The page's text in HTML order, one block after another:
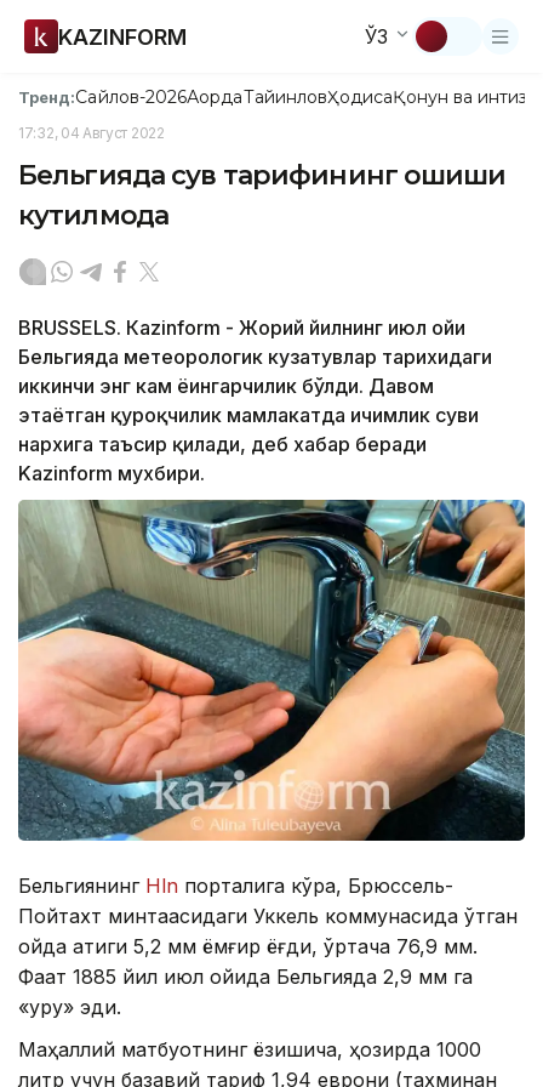
KAZINFORM ЎЗ
Тренд:Сайлов-2026АқордаТайинловҲодисаҚонун ва
17:32, 04 Август 2022
Бельгияда сув тарифининг ошиши
кутилмоқда
BRUSSELS. Кazinform - Жорий йилнинг июл ойи
Бельгияда метеорологик кузатувлар тарихидаги
иккинчи энг кам ёғингарчилик бўлди. Давом
этаётган қурғоқчилик мамлакатда ичимлик суви
нархига таъсир қилади, деб хабар беради
Kazinform мухбири.
Бельгиянинг Hln порталига кўра, Брюссель-
Пойтахт минтақасидаги Уккель коммунасида ўтган
ойда атиги 5,2 мм ёмғир ёғди, ўртача 76,9 мм.
Фақат 1885 йил июл ойида Бельгияда 2,9 мм га
«қуруқ» эди.
Маҳаллий матбуотнинг ёзишича, ҳозирда 1000
литр учун базавий тариф 1,94 еврони (тахминан